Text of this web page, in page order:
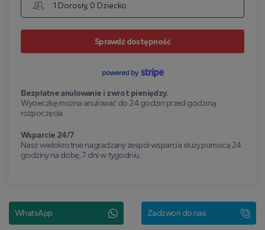
1 Dorosły, 0 Dziecko
Sprawdź dostępność
Bezpłatne anulowanie i zwrot pieniędzy.
Wycieczkę można anulować do 24 godzin przed godziną
rozpoczęcia.
Wsparcie 24/7
Nasz wielokrotnie nagradzany zespół wsparcia służy pomocą 24
godziny na dobę, 7 dni w tygodniu.
WhatsApp Zadzwoń do nas